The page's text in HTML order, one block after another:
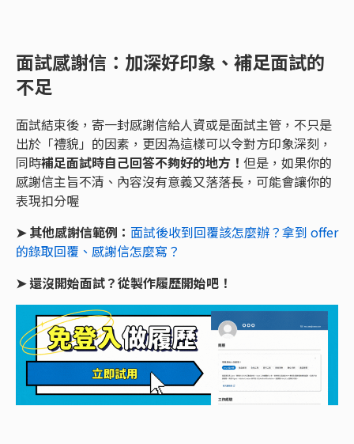
面試感謝信：加深好印象、補足面試的
不足
面試結束後，寄一封感謝信給人資或是面試主管，不只是
出於「禮貌」的因素，更因為這樣可以令對方印象深刻，
同時補足面試時自己回答不夠好的地方！ 但是，如果你的
感謝信主旨不清、內容沒有意義又落落長，可能會讓你的
表現扣分喔
➤ 其他感謝信範例： 面試後收到回覆該怎麼辦？拿到 offer
的錄取回覆、感謝信怎麼寫？
➤ 還沒開始面試？從製作履歷開始吧！